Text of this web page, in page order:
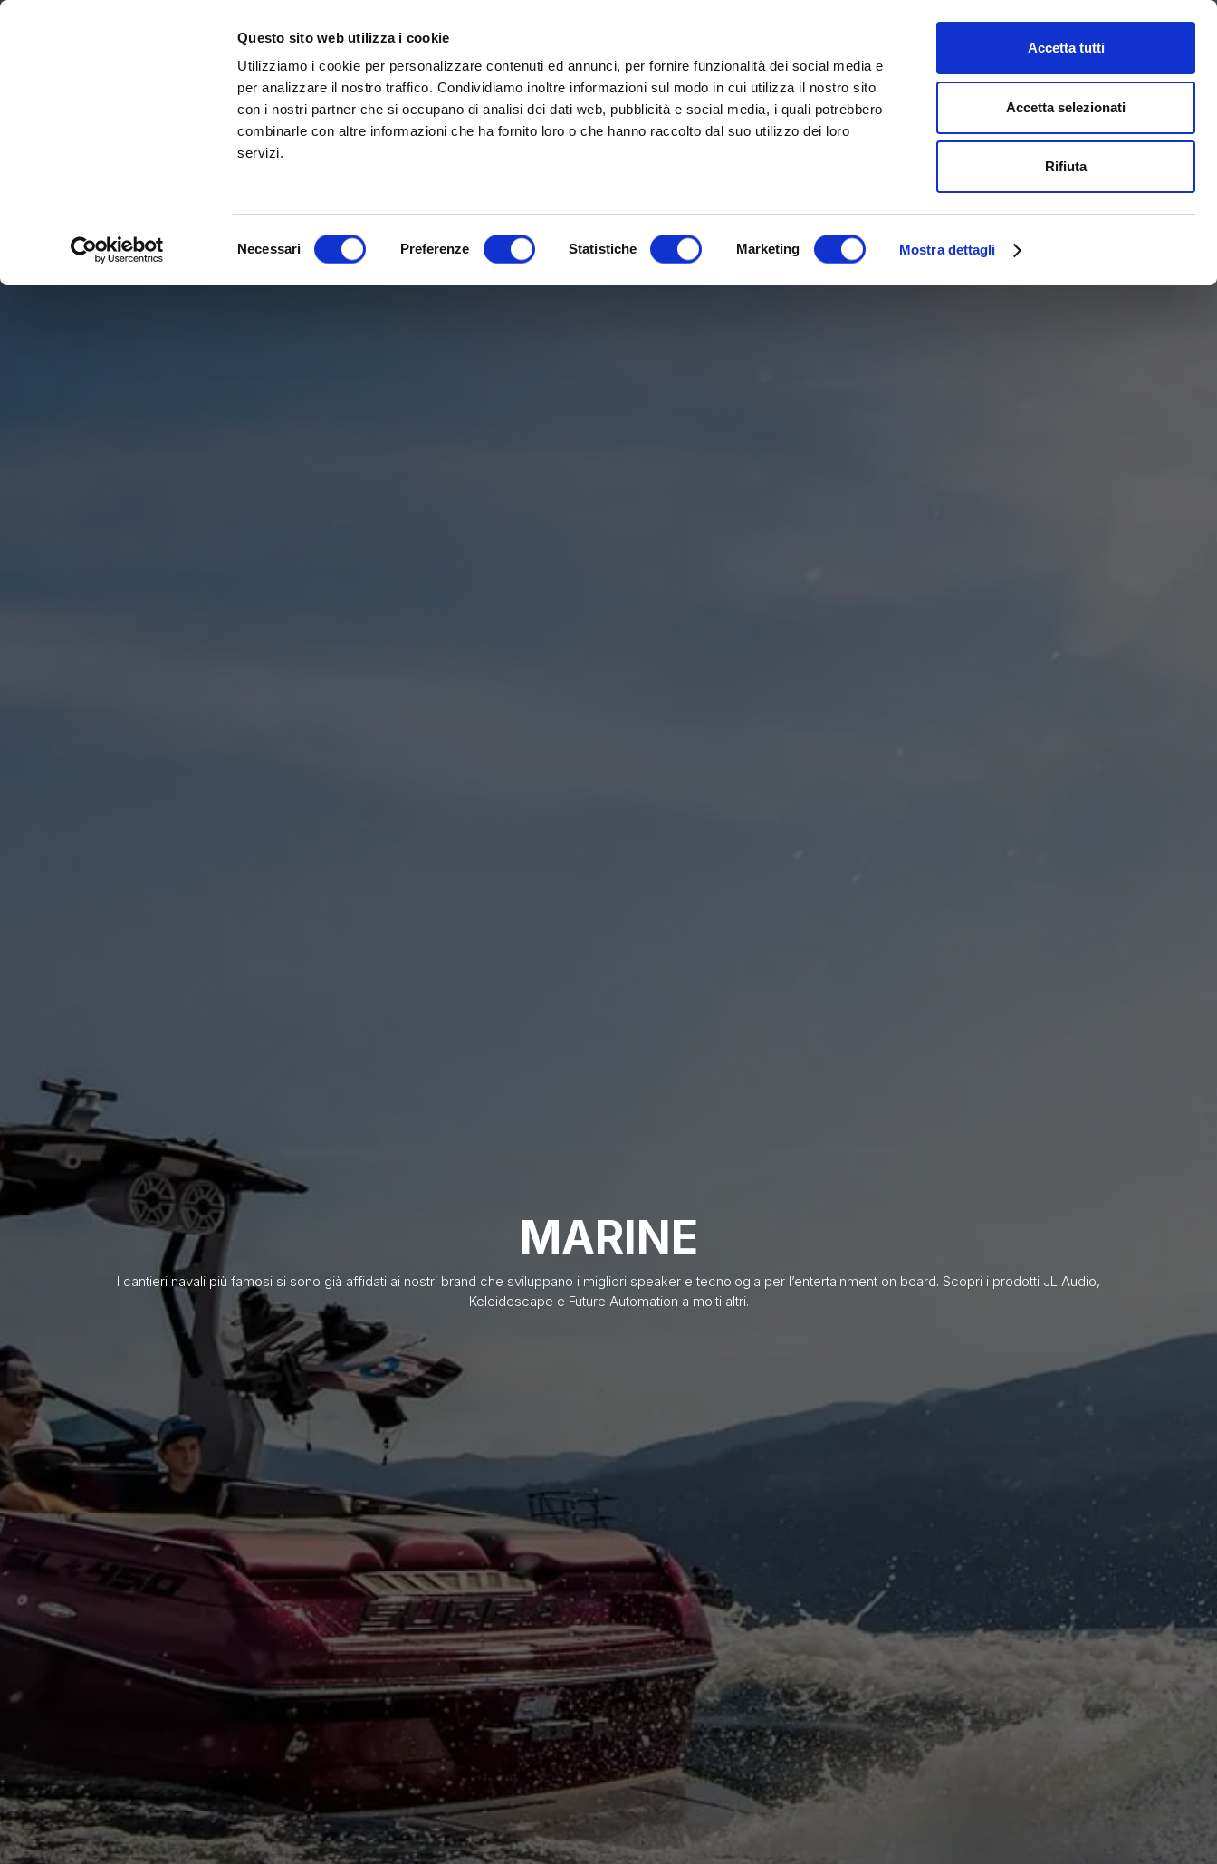
Questo sito web utilizza i cookie
Utilizziamo i cookie per personalizzare contenuti ed annunci, per fornire funzionalità dei social media e
per analizzare il nostro traffico. Condividiamo inoltre informazioni sul modo in cui utilizza il nostro sito
con i nostri partner che si occupano di analisi dei dati web, pubblicità e social media, i quali potrebbero
combinarle con altre informazioni che ha fornito loro o che hanno raccolto dal suo utilizzo dei loro
servizi.
Necessari Preferenze Statistiche Marketing Mostra dettagli
Accetta tutti
Accetta selezionati
Rifiuta
MARINE
RESIDENTIAL
HOME THEATRE
HOSPITALITY
SAMSUNG LUXURY
MARINE
I cantieri navali più famosi si sono già affidati ai nostri brand che sviluppano i migliori speaker e tecnologia per l’entertainment on board. Scopri i prodotti JL Audio,
Keleidescape e Future Automation a molti altri.